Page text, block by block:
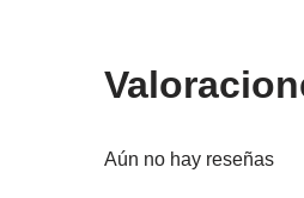
Aún no hay reseñas